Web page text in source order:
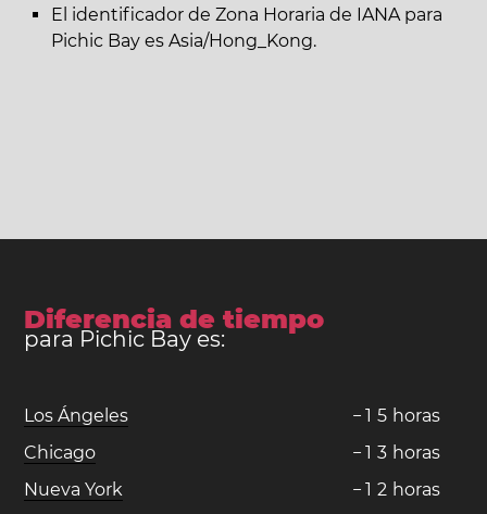
El identificador de Zona Horaria de IANA para
Pichic Bay es Asia/Hong_Kong.
Diferencia de tiempo
para Pichic Bay es:
Los Ángeles − 1 5 horas
Chicago
− 1 3 horas
Nueva York
− 1 2 horas